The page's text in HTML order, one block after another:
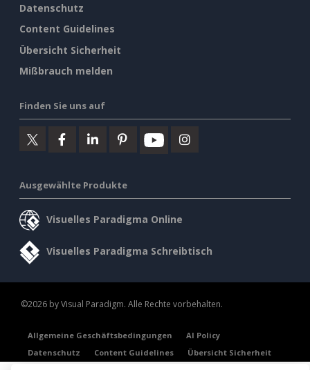
Datenschutz
Content Guidelines
Übersicht Sicherheit
Mißbrauch melden
Finden Sie uns auf
Ausgewählte Produkte
Visuelles Paradigma Online
Visuelles Paradigma Schreibtisch
©2026 by Visual Paradigm. Alle Rechte vorbehalten.
Allgemeine Geschäftsbedingungen
AI Policy
Datenschutz
Content Guidelines Übersicht Sicherheit